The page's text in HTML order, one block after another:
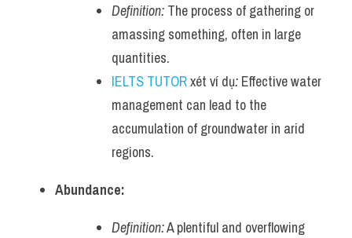
Definition: The process of gathering or
amassing something, often in large
quantities.
IELTS TUTOR xét ví dụ: Effective water
management can lead to the
accumulation of groundwater in arid
regions.
Abundance:
Definition: A plentiful and overflowing